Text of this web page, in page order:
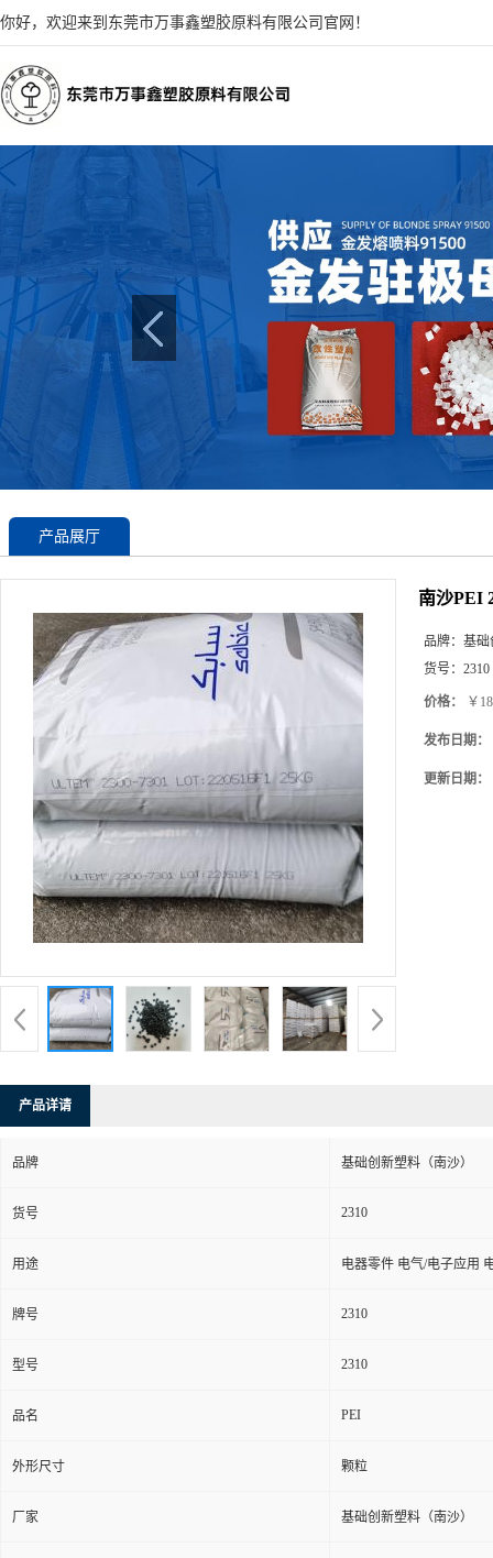
你好，欢迎来到东莞市万事鑫塑胶原料有限公司官网！
产品展厅
南沙PEI
品牌： 基础
货号： 2310
价格： ￥
发布日期：
更新日期：
产品详请
品牌 基础创新塑料（南沙）
货号 2310
用途 电器零件 电气/电子应用
牌号 2310
型号 2310
品名 PEI
外形尺寸 颗粒
厂家 基础创新塑料（南沙）